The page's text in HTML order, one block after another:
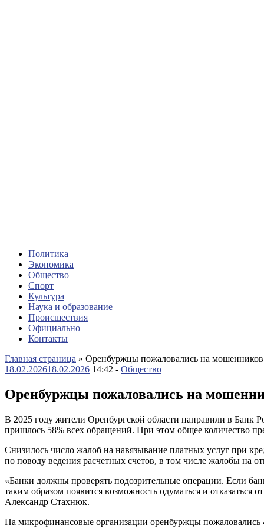
Политика
Экономика
Общество
Спорт
Культура
Наука и образование
Происшествия
Официально
Контакты
Главная страница » Оренбуржцы пожаловались на мошенников
18.02.202618.02.2026 14:42 - Общество
Оренбуржцы пожаловались на
В 2025 году жители Оренбургской области направили в Банк
пришлось 58% всех обращений. При этом общее количество
Снизилось число жалоб на навязывание платных услуг при
по поводу ведения расчетных счетов, в том числе жалобы на
«Банки должны проверять подозрительные операции. Если
таким образом появится возможность одуматься и
Александр Стахнюк.
На микрофинансовые организации оренбуржцы пожаловались